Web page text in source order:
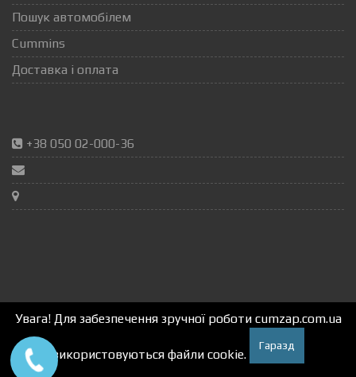
Пошук автомобілем
Cummins
Доставка і оплата
+38 050 02-000-36
Autox.pro
Увага! Для забезпечення зручної роботи cumzap.com.ua
використовуються файли cookie.
Гаразд